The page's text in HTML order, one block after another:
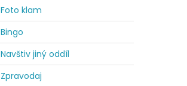
Foto klam
Bingo
Navštiv jiný oddíl
Zpravodaj